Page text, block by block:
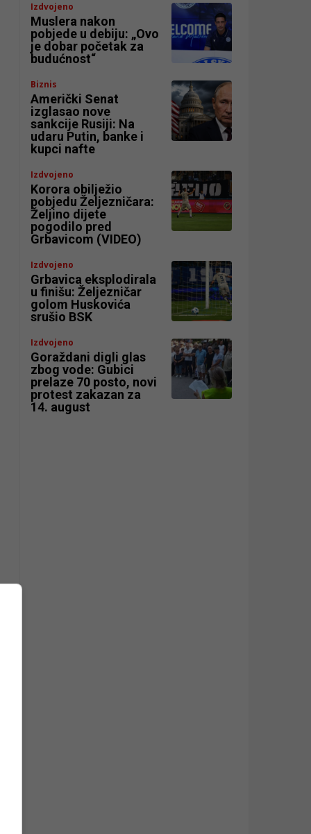
Izdvojeno
Muslera nakon
pobjede u debiju: „Ovo
je dobar početak za
budućnost“
Biznis
Američki Senat
izglasao nove
sankcije Rusiji: Na
udaru Putin, banke i
kupci nafte
Izdvojeno
Korora obilježio
pobjedu Željezničara:
Željino dijete
pogodilo pred
Grbavicom (VIDEO)
Izdvojeno
Grbavica eksplodirala
u finišu: Željezničar
golom Huskovića
srušio BSK
Izdvojeno
Goraždani digli glas
zbog vode: Gubici
prelaze 70 posto, novi
protest zakazan za
14. august